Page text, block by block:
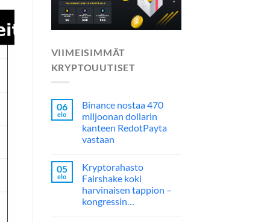
VIIMEISIMMÄT
KRYPTOUUTISET
06
elo
Binance nostaa 470
miljoonan dollarin
kanteen RedotPayta
vastaan
05
elo
Kryptorahasto
Fairshake koki
harvinaisen tappion –
kongressin…